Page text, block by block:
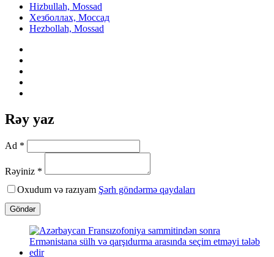
Hizbullah, Mossad
Хезболлах, Моссад
Hezbollah, Mossad
Rəy yaz
Ad *
Rəyiniz *
Oxudum və razıyam Şərh göndərmə qaydaları
Göndər